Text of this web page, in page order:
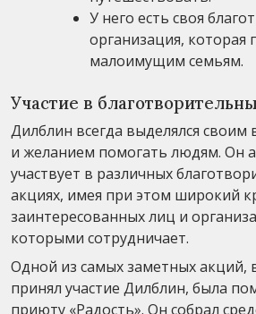
У него есть своя
организация, которая
малоимущим семьям.
Участие в
Дилблин всегда выделялся
и желанием помогать людям. Он
участвует в различных
акциях, имея при этом широкий
заинтересованных лиц и
которыми сотрудничает.
Одной из самых заметных акций,
принял участие Дилблин, была
приюту «Радость». Он собрал